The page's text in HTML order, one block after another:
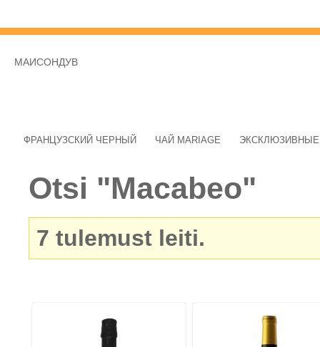
МАИСОНДУВ
ФРАНЦУЗСКИЙ ЧЕРНЫЙ ЧАЙ MARIAGE
Otsi "Macabeo"
7 tulemust leiti.